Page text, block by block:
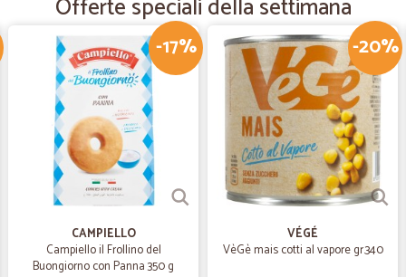
Bravissimi?
—Ivano P.
Ottimo!!!!!!!!!!!!!!!!!!!!!!!!!!!!
Ottimo!!!!!!!!!!!!!!!!!!!!!!!!!!!!
—Andrea P.
Spesa online super!
Ottimo servizio, ampia scelta di
facile e intuitivo fare la spesa
Offerte speciali della settimana
-17%
CAMPIELLO
Campiello il Frollino del
Buongiorno con Panna 350 g
-20%
VÉGÉ
VèGè mais cotti al vapore gr.340